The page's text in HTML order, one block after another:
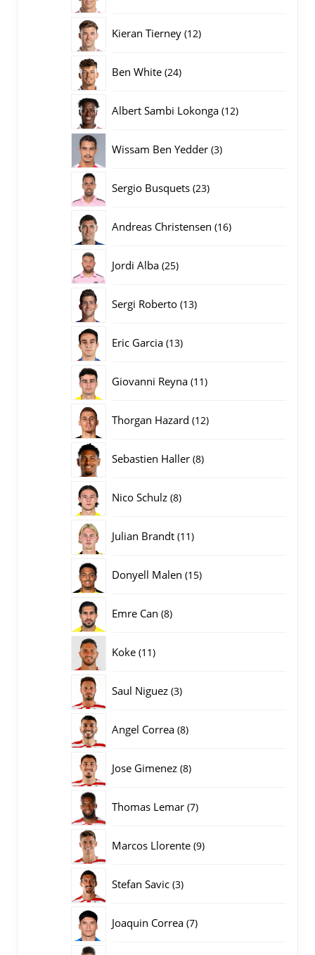
Kieran Tierney 1212
Ben White 2424
Albert Sambi Lokonga 1212
Wissam Ben Yedder 33
Sergio Busquets 2323
Andreas Christensen 1616
Jordi Alba 2525
Sergi Roberto 1313
Eric Garcia 1313
Giovanni Reyna 1111
Thorgan Hazard 1212
Sebastien Haller 88
Nico Schulz 88
Julian Brandt 1111
Donyell Malen 1515
Emre Can 88
Koke 1111
Saul Niguez 33
Angel Correa 88
Jose Gimenez 88
Thomas Lemar 77
Marcos Llorente 99
Stefan Savic 33
Joaquin Correa 77